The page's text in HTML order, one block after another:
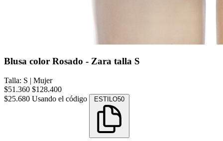
Blusa color Rosado - Zara talla S
Talla: S | Mujer
$51.360 $128.400
$25.680 Usando el código ESTILO50